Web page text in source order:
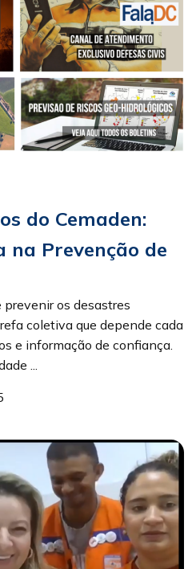
do Cemaden:
na Prevenção de
os desastres
coletiva que depende cada
e informação de confiança.
...